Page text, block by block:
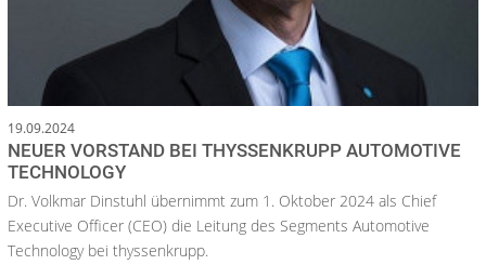
19.09.2024
NEUER VORSTAND BEI THYSSENKRUPP AUTOMOTIVE
TECHNOLOGY
Dr. Volkmar Dinstuhl übernimmt zum 1. Oktober 2024 als Chief
Executive Officer (CEO) die Leitung des Segments Automotive
Technology bei thyssenkrupp.